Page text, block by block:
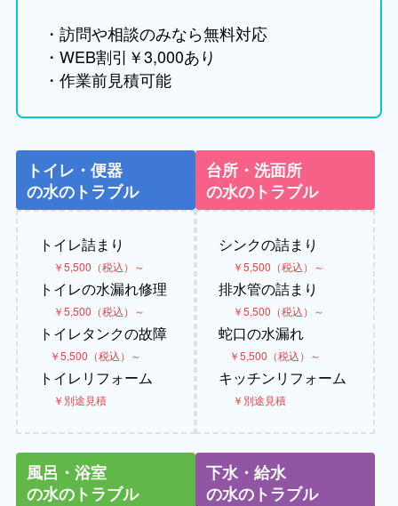
・訪問や相談のみなら無料対応
・WEB割引￥3,000あり
・作業前見積可能
トイレ・便器
の水のトラブル
トイレ詰まり
￥5,500（税込）～
トイレの水漏れ修理
￥5,500（税込）～
トイレタンクの故障
￥5,500（税込）～
トイレリフォーム
￥別途見積
台所・洗面所
の水のトラブル
シンクの詰まり
￥5,500（税込）～
排水管の詰まり
￥5,500（税込）～
蛇口の水漏れ
￥5,500（税込）～
キッチンリフォーム
￥別途見積
風呂・浴室
の水のトラブル
下水・給水
の水のトラブル